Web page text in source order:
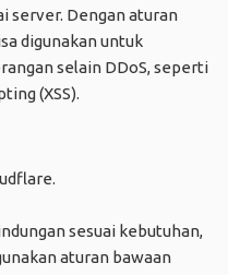
server. Dengan aturan
digunakan untuk
selain DDoS, seperti
(XSS).
sesuai kebutuhan,
aturan bawaan